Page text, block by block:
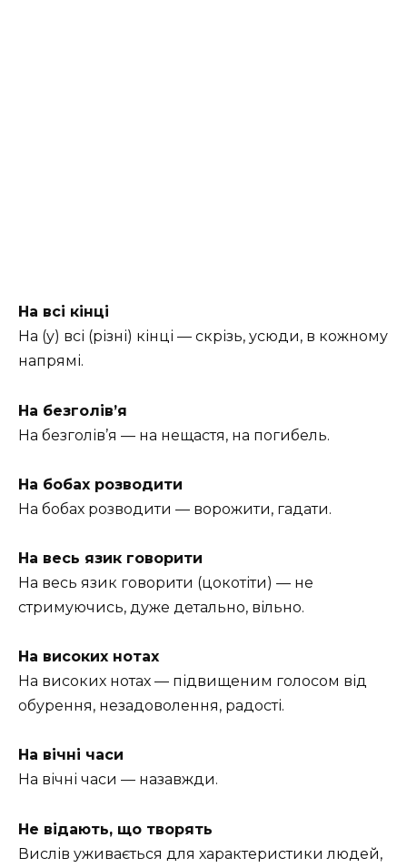
На всі кінці
На (у) всі (різні) кінці — скрізь, усюди, в кожному
напрямі.
На безголів’я
На безголів’я — на нещастя, на погибель.
На бобах розводити
На бобах розводити — ворожити, гадати.
На весь язик говорити
На весь язик говорити (цокотіти) — не
стримуючись, дуже детально, вільно.
На високих нотах
На високих нотах — підвищеним голосом від
обурення, незадоволення, радості.
На вічні часи
На вічні часи — назавжди.
Не відають, що творять
Вислів уживається для характеристики людей,